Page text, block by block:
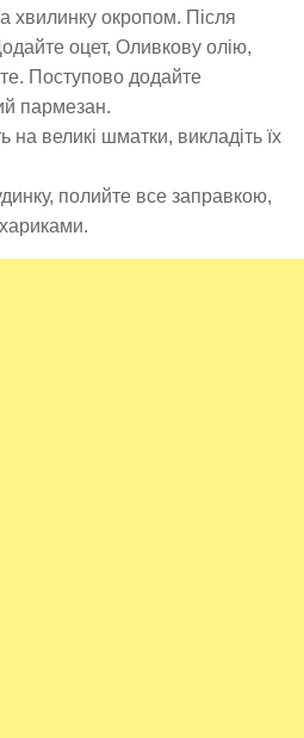
хвилинку окропом. Після
оцет, Оливкову олію,
Поступово додайте
пармезан.
на великі шматки, викладіть їх
полийте все заправкою,